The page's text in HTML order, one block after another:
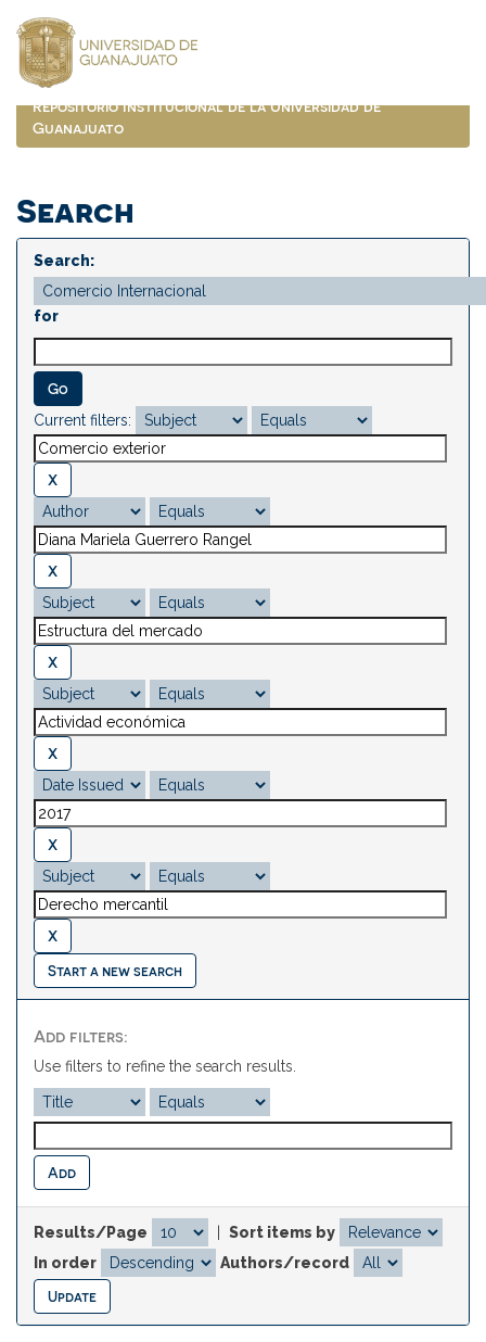
navigation
Repositorio Institucional de la Universidad de
Guanajuato
Search
Search:
for
Current filters:
Start a new search
Add filters:
Use filters to refine the search results.
Results/Page
Sort items by
In order
Authors/record